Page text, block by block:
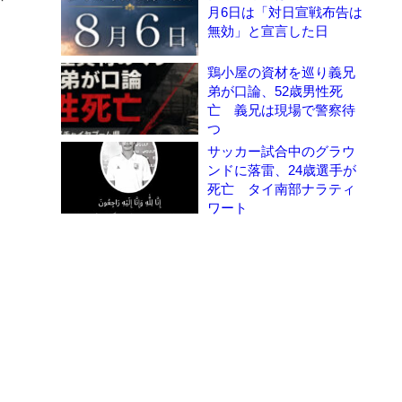
月6日は「対日宣戦布告は
無効」と宣言した日
鶏小屋の資材を巡り義兄
弟が口論、52歳男性死
亡 義兄は現場で警察待
つ
サッカー試合中のグラウ
ンドに落雷、24歳選手が
死亡 タイ南部ナラティ
ワート